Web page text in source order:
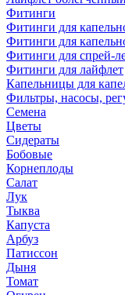
Фитинги
Фитинги для
Фитинги для
Фитинги для спрей-
Фитинги для лайфлет
Капельницы для
Фильтры, насосы,
Семена
Цветы
Сидераты
Бобовые
Корнеплоды
Салат
Лук
Тыква
Капуста
Арбуз
Патиссон
Дыня
Томат